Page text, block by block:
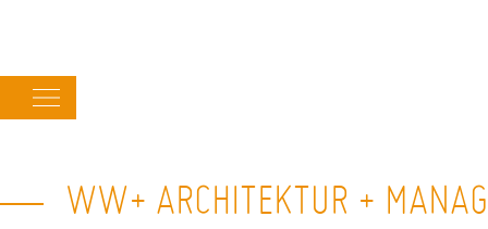
navigation
WW+ ARCHITEKTUR +